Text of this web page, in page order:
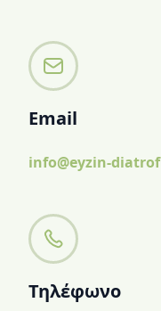
Email
info@eyzin-
Τηλέφωνο